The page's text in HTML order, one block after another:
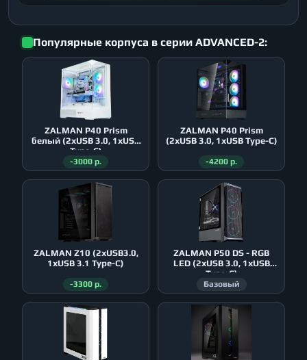
Популярные корпуса в серии ADVANCED-2:
ZALMAN P40 Prism
белый (2xUSB 3.0, 1xUSB
Type-C)
-3000 р.
ZALMAN P40 Prism
(2xUSB 3.0, 1xUSB Type-C)
-4200 р.
ZALMAN Z10 (2xUSB3.0,
1xUSB 3.1 Type-C)
-3300 р.
ZALMAN P50 DS - RGB
LED (2xUSB 3.0, 1xUSB
Type-C)
Базовый